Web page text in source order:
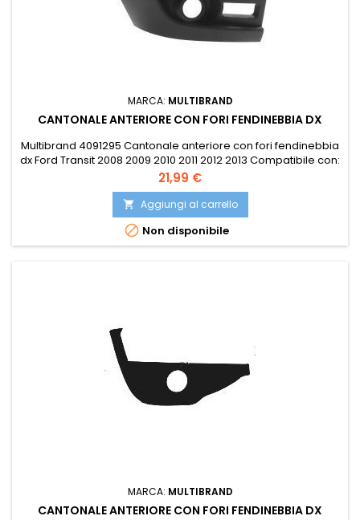
MARCA: MULTIBRAND
CANTONALE ANTERIORE CON FORI FENDINEBBIA DX
Multibrand 4091295 Cantonale anteriore con fori fendinebbia
dx Ford Transit 2008 2009 2010 2011 2012 2013 Compatibile con:
EUROSTAMP 071.34.9201 EUROSTAMP 71349201 ISAM 1038013
ISAM 1038106 JESSE UFV0723112 OE 1387147 OE 1437091
POLIPLAST 100.19107 POLIPLAST 10019107 PRASCO FD9121113 VAN
WEZEL 1985566
Prezzo
21,99 €
 Aggiungi al carrello
 Non disponibile
MARCA: MULTIBRAND
CANTONALE ANTERIORE CON FORI FENDINEBBIA DX